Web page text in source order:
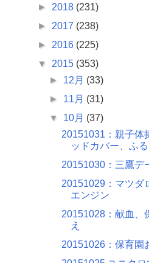
► 2018 (231)
► 2017 (238)
► 2016 (225)
▼ 2015 (353)
► 12月 (33)
► 11月 (31)
▼ 10月 (37)
20151031：親子体
ッドカバー、ふ
20151030：三鷹デ
20151029：マツダ
エンジン
20151028：献血、
え
20151026：保育園